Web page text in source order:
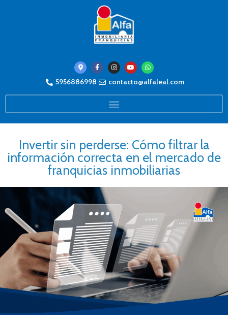
5956886998 contacto@alfaleal.com
Invertir sin perderse: Cómo filtrar la
información correcta en el mercado de
franquicias inmobiliarias